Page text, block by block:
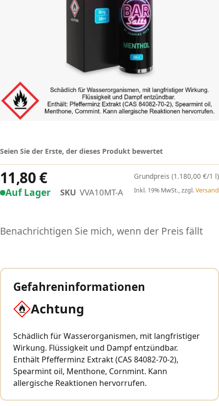
Auf Lager SKU VVA10MT-A
Seien Sie der Erste, der dieses Produkt bewertet
11,80 € (1.180,00 €/1 l)
Inkl. 19% MwSt., zzgl.Versand
Benachrichtigen Sie mich, wenn der Preis fällt
Gefahreninformationen
Achtung
Schädlich für Wasserorganismen, mit langfristiger
Wirkung. Flüssigkeit und Dampf entzündbar.
Enthält Pfefferminz Extrakt (CAS 84082-70-2),
Spearmint oil, Menthone, Cornmint. Kann
allergische Reaktionen hervorrufen.